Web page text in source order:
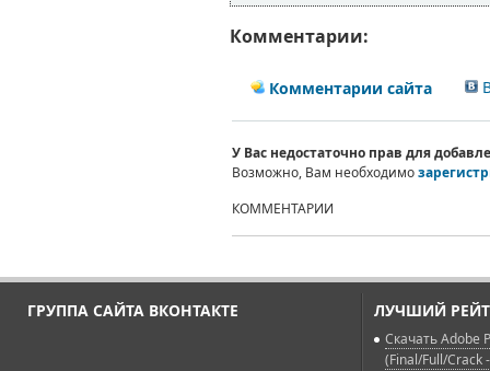
Комментарии:
Комментарии сайта
У Вас недостаточно прав для
Возможно, Вам необходимо
КОММЕНТАРИИ
ГРУППА САЙТА ВКОНТАКТЕ ЛУЧШИЙ
Скачать Adobe
(Final/Full/Crack